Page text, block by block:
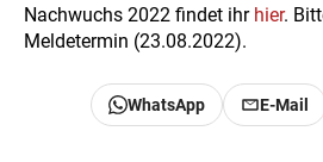
Nachwuchs 2022 findet ihr hier.
Meldetermin (23.08.2022).
WhatsApp E-Mail